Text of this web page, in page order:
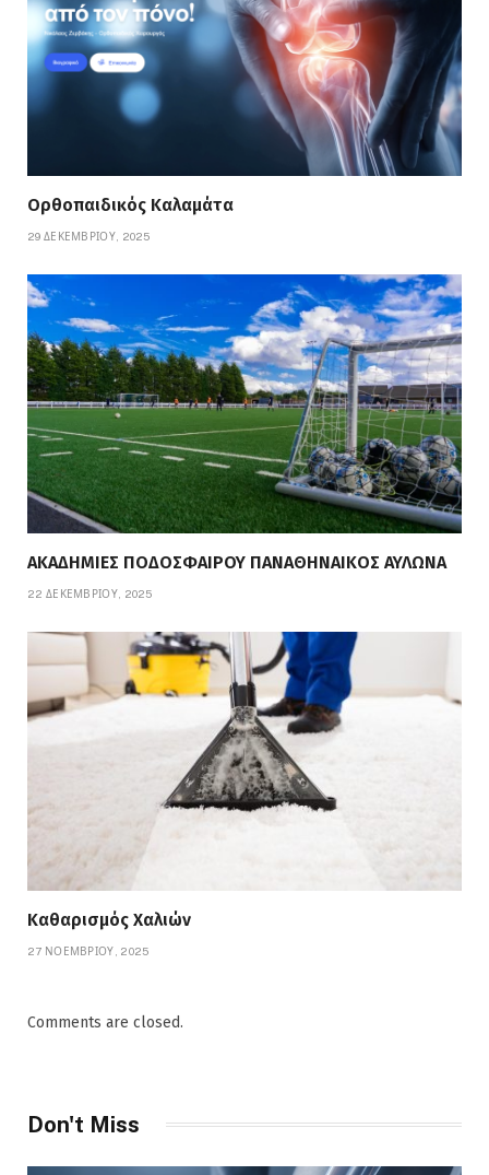
Ορθοπαιδικός Καλαμάτα
29 ΔΕΚΕΜΒΡΊΟΥ, 2025
ΑΚΑΔΗΜΙΕΣ ΠΟΔΟΣΦΑΙΡΟΥ ΠΑΝΑΘΗΝΑΙΚΟΣ ΑΥΛΩΝΑ
22 ΔΕΚΕΜΒΡΊΟΥ, 2025
Καθαρισμός Χαλιών
27 ΝΟΕΜΒΡΊΟΥ, 2025
Comments are closed.
Don't Miss